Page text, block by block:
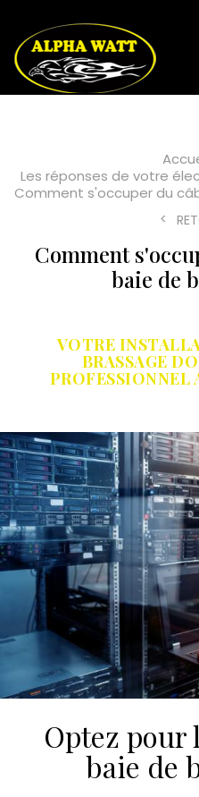
Les réponses de votre
Comment s'occuper du
Comment
baie de
VOTRE
BRASSAGE
PROFESSIONNEL
Optez pour
baie de